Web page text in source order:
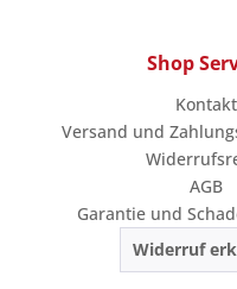
Shop
Kontakt
Versand und
AGB
Garantie und
Widerruf